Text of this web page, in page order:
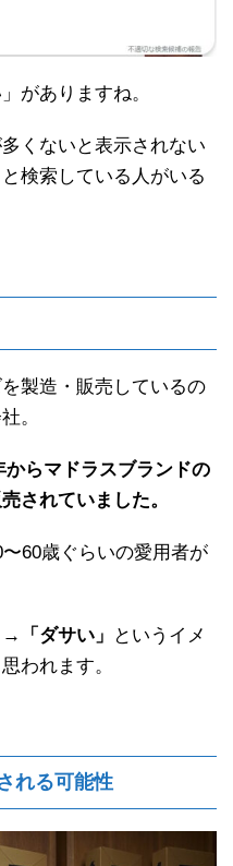
がありますね。
くないと表示されない
検索している人がいる
製造・販売しているの
。
からマドラスブランドの
されていました。
60歳ぐらいの愛用者が
「ダサい」
というイメ
われます。
れる可能性